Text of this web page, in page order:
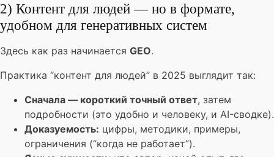
2) Контент для людей — но в формате,
удобном для генеративных систем
Здесь как раз начинается GEO.
Практика “контент для людей” в 2025 выглядит так:
Сначала — короткий точный ответ, затем
подробности (это удобно и человеку, и AI-сводке).
Доказуемость: цифры, методики, примеры,
ограничения (“когда не работает”).